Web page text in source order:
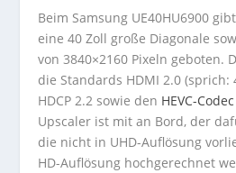
Beim Samsung UE40HU6900
eine 40 Zoll große Diagonale
von 3840×2160 Pixeln geboten.
die Standards HDMI 2.0 (sprich:
HDCP 2.2 sowie den HEVC-Codec
Upscaler ist mit an Bord, der
die nicht in UHD-Auflösung
HD-Auflösung hochgerechnet